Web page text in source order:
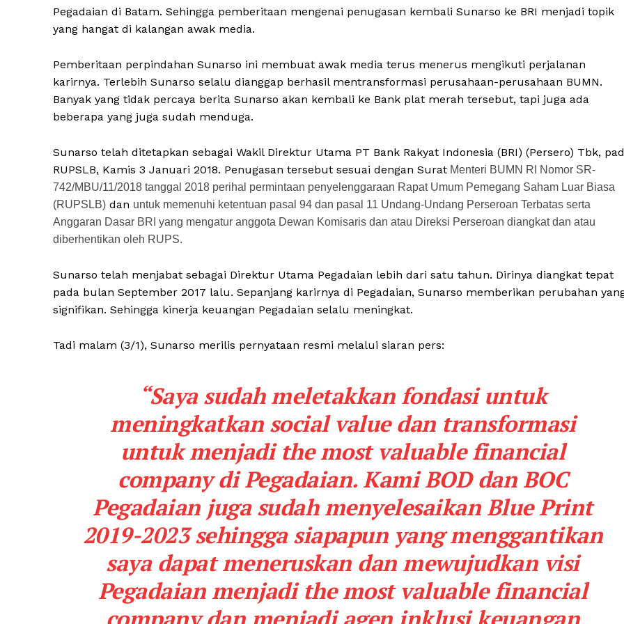
Pegadaian di Batam. Sehingga pemberitaan mengenai penugasan kembali Sunarso ke BRI menjadi topik
yang hangat di kalangan awak media.
Pemberitaan perpindahan Sunarso ini membuat awak media terus menerus mengikuti perjalanan
karirnya. Terlebih Sunarso selalu dianggap berhasil mentransformasi perusahaan-perusahaan BUMN.
Banyak yang tidak percaya berita Sunarso akan kembali ke Bank plat merah tersebut, tapi juga ada
beberapa yang juga sudah menduga.
Sunarso telah ditetapkan sebagai Wakil Direktur Utama PT Bank Rakyat Indonesia (BRI) (Persero) Tbk,
RUPSLB, Kamis 3 Januari 2018. Penugasan tersebut sesuai dengan Surat Menteri BUMN RI Nomor SR-
742/MBU/11/2018 tanggal 2018 perihal permintaan penyelenggaraan Rapat Umum Pemegang Saham Luar Biasa
(RUPSLB) dan untuk memenuhi ketentuan pasal 94 dan pasal 11 Undang-Undang Perseroan Terbatas serta
Anggaran Dasar BRI yang mengatur anggota Dewan Komisaris dan atau Direksi Perseroan diangkat dan atau
diberhentikan oleh RUPS.
Sunarso telah menjabat sebagai Direktur Utama Pegadaian lebih dari satu tahun. Dirinya diangkat tepat
pada bulan September 2017 lalu. Sepanjang karirnya di Pegadaian, Sunarso memberikan perubahan
signifikan. Sehingga kinerja keuangan Pegadaian selalu meningkat.
Tadi malam (3/1), Sunarso merilis pernyataan resmi melalui siaran pers:
“Saya sudah meletakkan fondasi untuk
meningkatkan social valuedan transformasi
untuk menjadithe most valuable financial
companydi Pegadaian. Kami BOD dan BOC
Pegadaian juga sudah menyelesaikan Blue Print
2019-2023 sehingga siapapun yang menggantikan
saya dapat meneruskan dan mewujudkan visi
Pegadaian menjadithe most valuable financial